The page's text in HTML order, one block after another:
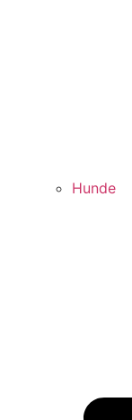
Hunde